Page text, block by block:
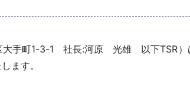
大手町1-3-1 社長:河原 光雄 以下TSR）
ます。